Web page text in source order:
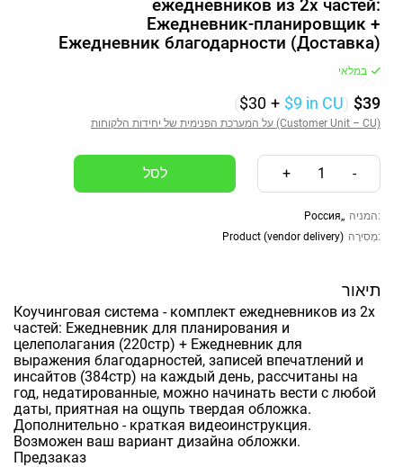
ежедневников из 2х частей:
Ежедневник-планировщик +
Ежедневник благодарности (Доставка)
במלאי
$39
($30 + $9 in CU)
על המערכת הפנימית של יחידות הלקוחות (Customer Unit – CU)
-
1
+
המניה:
Россия,,
מְסִירָה:
Product (vendor delivery)
תיאור
Коучинговая система - комплект ежедневников из 2х
частей: Ежедневник для планирования и
целеполагания (220стр) + Ежедневник для
выражения благодарностей, записей впечатлений и
инсайтов (384стр) на каждый день, рассчитаны на
год, недатированные, можно начинать вести с любой
даты, приятная на ощупь твердая обложка.
Дополнительно - краткая видеоинструкция.
Возможен ваш вариант дизайна обложки.
Предзаказ